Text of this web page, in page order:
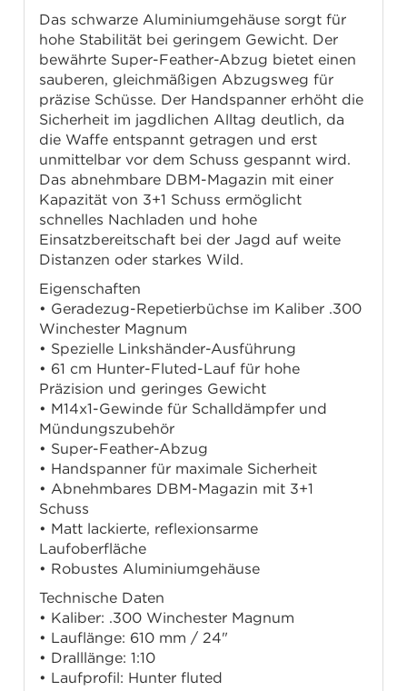
Das schwarze Aluminiumgehäuse sorgt für
hohe Stabilität bei geringem Gewicht. Der
bewährte Super-Feather-Abzug bietet einen
sauberen, gleichmäßigen Abzugsweg für
präzise Schüsse. Der Handspanner erhöht die
Sicherheit im jagdlichen Alltag deutlich, da
die Waffe entspannt getragen und erst
unmittelbar vor dem Schuss gespannt wird.
Das abnehmbare DBM-Magazin mit einer
Kapazität von 3+1 Schuss ermöglicht
schnelles Nachladen und hohe
Einsatzbereitschaft bei der Jagd auf weite
Distanzen oder starkes Wild.
Eigenschaften
• Geradezug-Repetierbüchse im Kaliber .300
Winchester Magnum
• Spezielle Linkshänder-Ausführung
• 61 cm Hunter-Fluted-Lauf für hohe
Präzision und geringes Gewicht
• M14x1-Gewinde für Schalldämpfer und
Mündungszubehör
• Super-Feather-Abzug
• Handspanner für maximale Sicherheit
• Abnehmbares DBM-Magazin mit 3+1
Schuss
• Matt lackierte, reflexionsarme
Laufoberfläche
• Robustes Aluminiumgehäuse
Technische Daten
• Kaliber: .300 Winchester Magnum
• Lauflänge: 610 mm / 24"
• Dralllänge: 1:10
• Laufprofil: Hunter fluted